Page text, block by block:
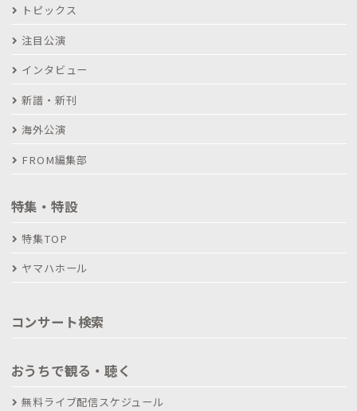
トピックス
注目公演
インタビュー
新譜・新刊
海外公演
FROM編集部
特集・特設
特集TOP
ヤマハホール
コンサート検索
おうちで観る・聴く
無料ライブ配信スケジュール